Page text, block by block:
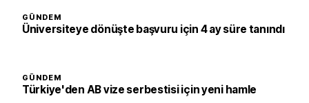
GÜNDEM
Üniversiteye dönüşte başvuru için 4 ay süre tanındı
GÜNDEM
Türkiye'den AB vize serbestisi için yeni hamle